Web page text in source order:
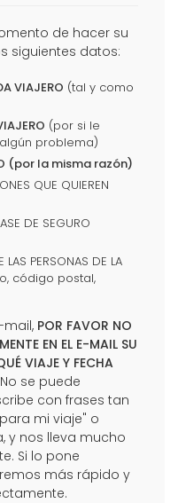
de hacer su
siguientes datos:
VIAJERO (tal y como
(por si le
problema)
(por la misma razón)
QUE QUIEREN
DE SEGURO
PERSONAS DE LA
código postal,
POR FAVOR NO
EN EL E-MAIL SU
VIAJE Y FECHA
No se puede
con frases tan
mi viaje" o
y nos lleva mucho
Si lo pone
más rápido y